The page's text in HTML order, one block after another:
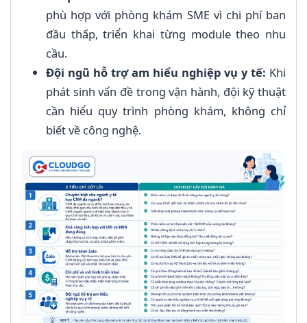
phù hợp với phòng khám SME vì chi phí ban
đầu thấp, triển khai từng module theo nhu
cầu.
Đội ngũ hỗ trợ am hiểu nghiệp vụ y tế: Khi
phát sinh vấn đề trong vận hành, đội kỹ thuật
cần hiểu quy trình phòng khám, không chỉ
biết về công nghệ.